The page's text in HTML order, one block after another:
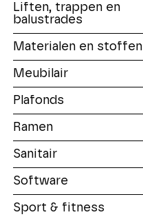
Liften, trappen en
balustrades
Materialen en stoffen
Meubilair
Plafonds
Ramen
Sanitair
Software
Sport & fitness